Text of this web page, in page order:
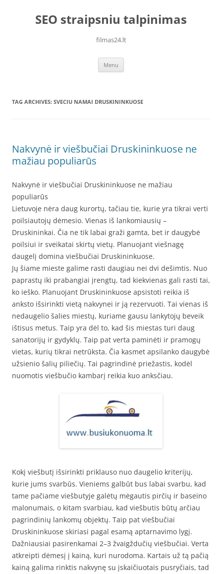
contentSEO straipsniu talpinimas
filmas24.lt
Menu
TAG ARCHIVES: SVECIU NAMAI DRUSKININKUOSE
Nakvynė ir viešbučiai Druskininkuose ne
mažiau populiarūs
Nakvynė ir viešbučiai Druskininkuose ne mažiau
populiarūs
Lietuvoje nėra daug kurortų, tačiau tie, kurie yra tikrai verti
poilsiautojų dėmesio. Vienas iš lankomiausių –
Druskininkai. Čia ne tik labai graži gamta, bet ir daugybė
poilsiui ir sveikatai skirtų vietų. Planuojant viešnagę
daugelį domina viešbučiai Druskininkuose.
Jų šiame mieste galime rasti daugiau nei dvi dešimtis. Nuo
paprastų iki prabangiai įrengtų, tad kiekvienas gali rasti tai,
ko ieško. Planuojant Druskininkuose apsistoti reikia iš
anksto išsirinkti vietą nakvynei ir ją rezervuoti. Tai vienas iš
nedaugelio šalies miestų, kuriame gausu lankytojų beveik
ištisus metus. Taip yra dėl to, kad šis miestas turi daug
sanatorijų ir gydyklų. Taip pat verta paminėti ir pramogų
vietas, kurių tikrai netrūksta. Čia kasmet apsilanko daugybė
užsienio šalių piliečių. Tai pagrindinė priežastis, kodėl
nuomotis viešbučio kambarį reikia kuo anksčiau.
Kokį viešbutį išsirinkti priklauso nuo daugelio kriterijų,
kurie jums svarbūs. Vieniems galbūt bus labai svarbu, kad
tame pačiame viešbutyje galėtų mėgautis pirčių ir baseino
malonumais, o kitam svarbiau, kad viešbutis būtų arčiau
pagrindinių lankomų objektų. Taip pat viešbučiai
Druskininkuose skiriasi pagal esamą aptarnavimo lygį.
Dažniausiai pasirenkamai 2–3 žvaigždučių viešbučiai. Verta
atkreipti dėmesį į kainą, kuri nurodoma. Kartais už tą pačią
kainą galima rinktis nakvynę su įskaičiuotais pusryčiais, tad